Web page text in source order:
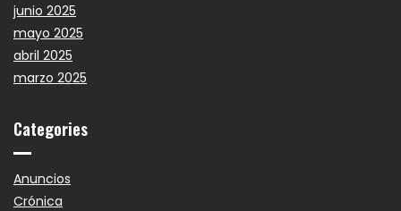
junio 2025
mayo 2025
abril 2025
marzo 2025
Categories
Anuncios
Crónica